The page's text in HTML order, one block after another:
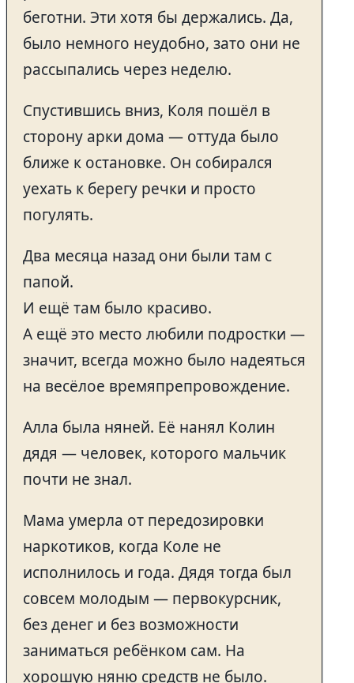
беготни. Эти хотя бы держались. Да,
было немного неудобно, зато они не
рассыпались через неделю.
Спустившись вниз, Коля пошёл в
сторону арки дома — оттуда было
ближе к остановке. Он собирался
уехать к берегу речки и просто
погулять.
Два месяца назад они были там с
папой.
И ещё там было красиво.
А ещё это место любили подростки —
значит, всегда можно было надеяться
на весёлое времяпрепровождение.
Алла была няней. Её нанял Колин
дядя — человек, которого мальчик
почти не знал.
Мама умерла от передозировки
наркотиков, когда Коле не
исполнилось и года. Дядя тогда был
совсем молодым — первокурсник,
без денег и без возможности
заниматься ребёнком сам. На
хорошую няню средств не было.